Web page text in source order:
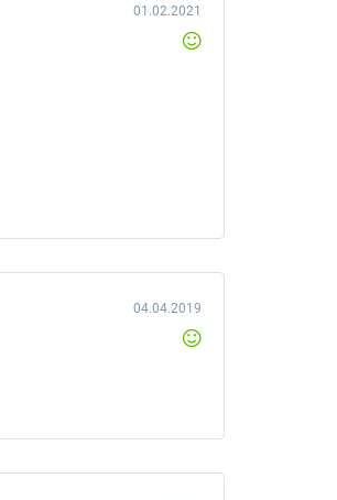
01.02.2021
04.04.2019